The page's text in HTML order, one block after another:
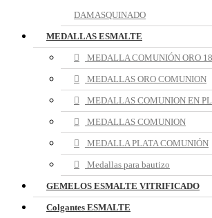
DAMASQUINADO
MEDALLAS ESMALTE
MEDALLA COMUNIÓN ORO
MEDALLAS ORO COMUNION
MEDALLAS COMUNION EN
MEDALLAS COMUNION
MEDALLA PLATA COMUNIÓN
Medallas para bautizo
GEMELOS ESMALTE VITRIFICADO
Colgantes ESMALTE